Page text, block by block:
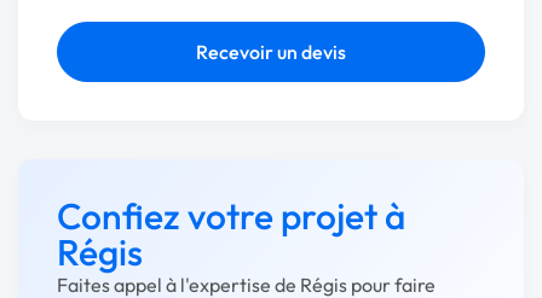
Recevoir un devis
Confiez votre projet à
Régis
Faites appel à l'expertise de Régis pour faire